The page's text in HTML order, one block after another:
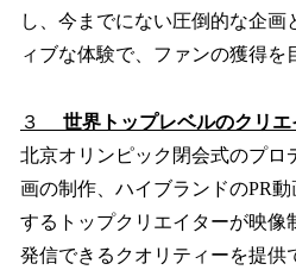
し、今までにない圧倒的な企画
ィブな体験で、ファンの獲得を
３ 世界トップレベルのクリエ
北京オリンピック閉会式のプロ
画の制作、ハイブランドのPR
するトップクリエイターが映像
発信できるクオリティーを提供